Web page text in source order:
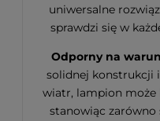
uniwersalne
sprawdzi się w
Odporny na
solidnej konstrukcji
wiatr, lampion może
stanowiąc